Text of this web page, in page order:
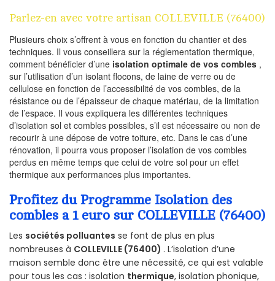
Parlez-en avec votre artisan COLLEVILLE (76400)
Plusieurs choix s’offrent à vous en fonction du chantier et des
techniques. Il vous conseillera sur la réglementation thermique,
comment bénéficier d’une isolation optimale de vos combles ,
sur l’utilisation d’un isolant flocons, de laine de verre ou de
cellulose en fonction de l’accessibilité de vos combles, de la
résistance ou de l’épaisseur de chaque matériau, de la limitation
de l’espace. Il vous expliquera les différentes techniques
d’isolation sol et combles possibles, s’il est nécessaire ou non de
recourir à une dépose de votre toiture, etc. Dans le cas d’une
rénovation, il pourra vous proposer l’isolation de vos combles
perdus en même temps que celui de votre sol pour un effet
thermique aux performances plus importantes.
Profitez du Programme Isolation des
combles a 1 euro sur COLLEVILLE (76400)
Les sociétés polluantes se font de plus en plus
nombreuses à COLLEVILLE (76400) . L’isolation d’une
maison semble donc être une nécessité, ce qui est valable
pour tous les cas : isolation thermique, isolation phonique,